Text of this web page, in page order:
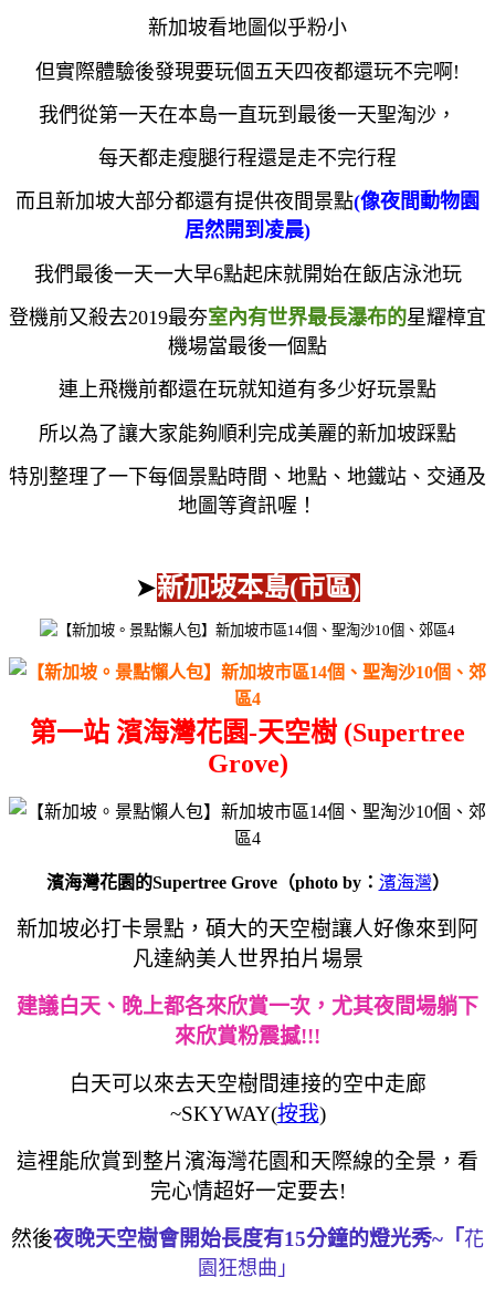
新加坡看地圖似乎粉小
但實際體驗後發現要玩個五天四夜都還玩不完啊!
我們從第一天在本島一直玩到最後一天聖淘沙，
每天都走瘦腿行程還是走不完行程
而且新加坡大部分都還有提供夜間景點(像夜間動物園
居然開到凌晨)
我們最後一天一大早6點起床就開始在飯店泳池玩
登機前又殺去2019最夯室內有世界最長瀑布的星耀樟宜
機場當最後一個點
連上飛機前都還在玩就知道有多少好玩景點
所以為了讓大家能夠順利完成美麗的新加坡踩點
特別整理了一下每個景點時間、地點、地鐵站、交通及
地圖等資訊喔！
➤新加坡本島(市區)
第一站 濱海灣花園-天空樹 (Supertree
Grove)
濱海灣花園的Supertree Grove（photo by： 濱海灣）
新加坡必打卡景點，碩大的天空樹讓人好像來到阿
凡達納美人世界拍片場景
建議白天、晚上都各來欣賞一次，尤其夜間場躺下
來欣賞粉震撼!!!
白天可以來去天空樹間連接的空中走廊
~SKYWAY(按我)
這裡能欣賞到整片濱海灣花園和天際線的全景，看
完心情超好一定要去!
然後夜晚天空樹會開始長度有15分鐘的燈光秀~「 花
園狂想曲」